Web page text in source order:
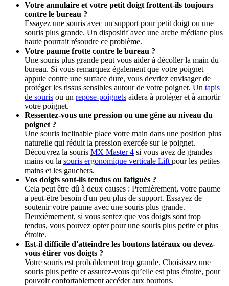
Votre annulaire et votre petit doigt frottent-ils toujours
contre le bureau ?
Essayez une souris avec un support pour petit doigt ou une
souris plus grande. Un dispositif avec une arche médiane plus
haute pourrait résoudre ce problème.
Votre paume frotte contre le bureau ?
Une souris plus grande peut vous aider à décoller la main du
bureau. Si vous remarquez également que votre poignet
appuie contre une surface dure, vous devriez envisager de
protéger les tissus sensibles autour de votre poignet. Un tapis
de souris ou un repose-poignets aidera à protéger et à amortir
votre poignet.
Ressentez-vous une pression ou une gêne au niveau du
poignet ?
Une souris inclinable place votre main dans une position plus
naturelle qui réduit la pression exercée sur le poignet.
Découvrez la souris MX Master 4 si vous avez de grandes
mains ou la souris ergonomique verticale Lift pour les petites
mains et les gauchers.
Vos doigts sont-ils tendus ou fatigués ?
Cela peut être dû à deux causes : Premièrement, votre paume
a peut-être besoin d'un peu plus de support. Essayez de
soutenir votre paume avec une souris plus grande.
Deuxièmement, si vous sentez que vos doigts sont trop
tendus, vous pouvez opter pour une souris plus petite et plus
étroite.
Est-il difficile d'atteindre les boutons latéraux ou devez-
vous étirer vos doigts ?
Votre souris est probablement trop grande. Choisissez une
souris plus petite et assurez-vous qu’elle est plus étroite, pour
pouvoir confortablement accéder aux boutons.